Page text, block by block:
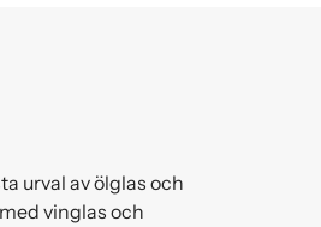
urval av ölglas och
vinglas och